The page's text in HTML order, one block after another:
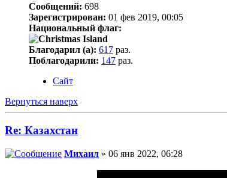
Сообщений: 698
Зарегистрирован: 01 фев 2019, 00:05
Национальный флаг:
Благодарил (а): 617 раз.
Поблагодарили: 147 раз.
Сайт
Вернуться наверх
Re: Казахстан
Михаил » 06 янв 2022, 06:28